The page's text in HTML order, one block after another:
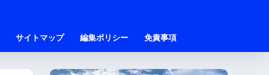
サイトマップ 編集ポリシー 免責事項